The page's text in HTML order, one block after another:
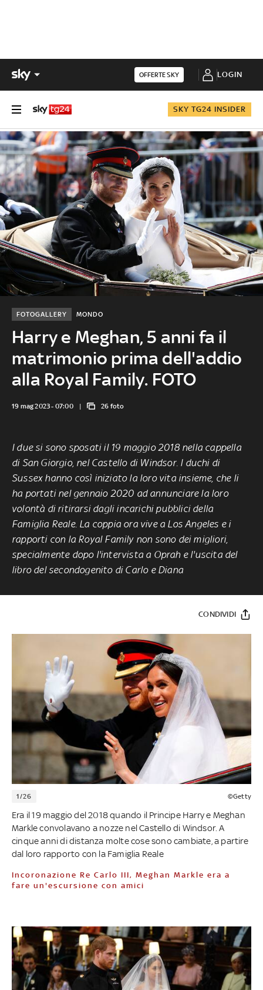
OFFERTE SKY LOGIN
SKY TG24 INSIDER
Harry e Meghan, 5 anni fa il
matrimonio prima dell'addio
alla Royal Family. FOTO
MONDO
FOTOGALLERY
19 mag 2023 - 07:00 26 foto
I due si sono sposati il 19 maggio 2018 nella cappella
di San Giorgio, nel Castello di Windsor. I duchi di
Sussex hanno così iniziato la loro vita insieme, che li
ha portati nel gennaio 2020 ad annunciare la loro
volontà di ritirarsi dagli incarichi pubblici della
Famiglia Reale. La coppia ora vive a Los Angeles e i
rapporti con la Royal Family non sono dei migliori,
specialmente dopo l'intervista a Oprah e l'uscita del
libro del secondogenito di Carlo e Diana
CONDIVIDI
1/26 ©Getty
Era il 19 maggio del 2018 quando il Principe Harry e Meghan
Markle convolavano a nozze nel Castello di Windsor. A
cinque anni di distanza molte cose sono cambiate, a partire
dal loro rapporto con la Famiglia Reale
Incoronazione Re Carlo III, Meghan Markle era a
fare un'escursione con amici